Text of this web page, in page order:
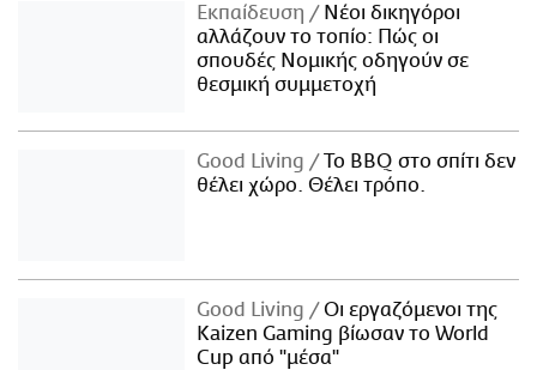
Εκπαίδευση
Νέοι δικηγόροι
αλλάζουν το τοπίο: Πώς οι
σπουδές Νομικής οδηγούν σε
θεσμική συμμετοχή
Good Living
Το BBQ στο σπίτι δεν
θέλει χώρο. Θέλει τρόπο.
Good Living
Οι εργαζόμενοι της
Kaizen Gaming βίωσαν το World
Cup από "μέσα"